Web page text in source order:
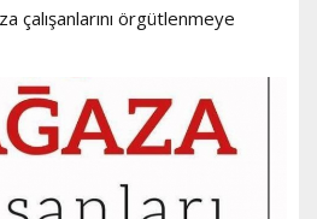
çalışanlarını örgütlenmeye